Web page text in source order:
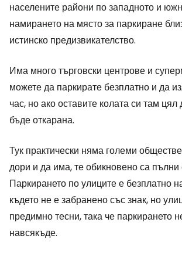
населените райони по западното и
намирането на място за паркиране
истинско предизвикателство.
Има много търговски центрове и
можете да паркирате безплатно и да
час, но ако оставите колата си там
бъде откарана.
Тук практически няма големи
дори и да има, те обикновено са пълни
Паркирането по улиците е безплатно
където не е забранено със знак, но
предимно тесни, така че паркирането
навсякъде.